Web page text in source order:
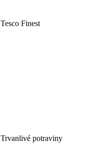
Tesco Finest
Trvanlivé potraviny